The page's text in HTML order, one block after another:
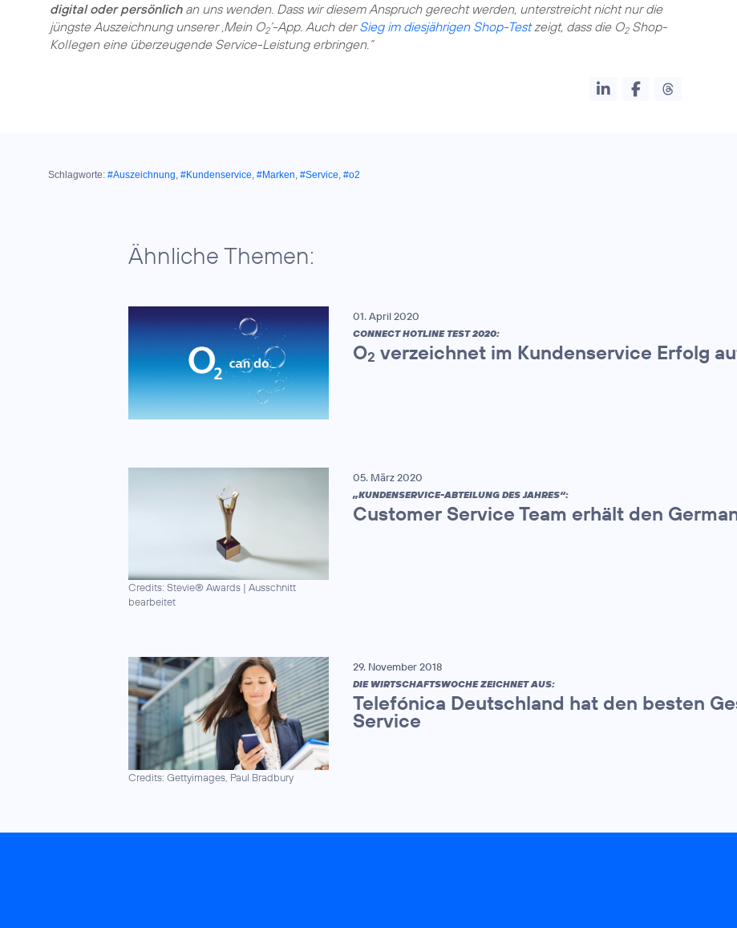
digital oder persönlichan uns wenden. Dass wir diesem Anspruch gerecht werden, unterstreicht nicht nur die
jüngste Auszeichnung unserer ‚Mein O2‘-App. Auch derSieg im diesjährigen Shop-Testzeigt, dass die O2Shop-
Kollegen eine überzeugende Service-Leistung erbringen.“
Schlagworte: #Auszeichnung, #Kundenservice, #Marken, #Service, #o2
Ähnliche Themen:
01. April 2020
CONNECT HOTLINE TEST 2020:
O2 verzeichnet im Kundenservice Erfolg
Credits: Stevie® Awards | Ausschnitt
bearbeitet
05. März 2020
„KUNDENSERVICE-ABTEILUNG DES JAHRES“:
Customer Service Team erhält den
Credits: Gettyimages, Paul Bradbury
29. November 2018
DIE WIRTSCHAFTSWOCHE ZEICHNET AUS:
Telefónica Deutschland hat den besten
Service